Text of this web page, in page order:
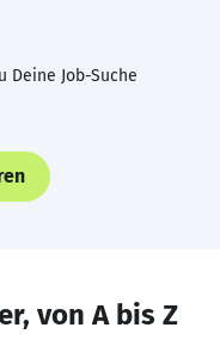
Deine Job-Suche
von A bis Z